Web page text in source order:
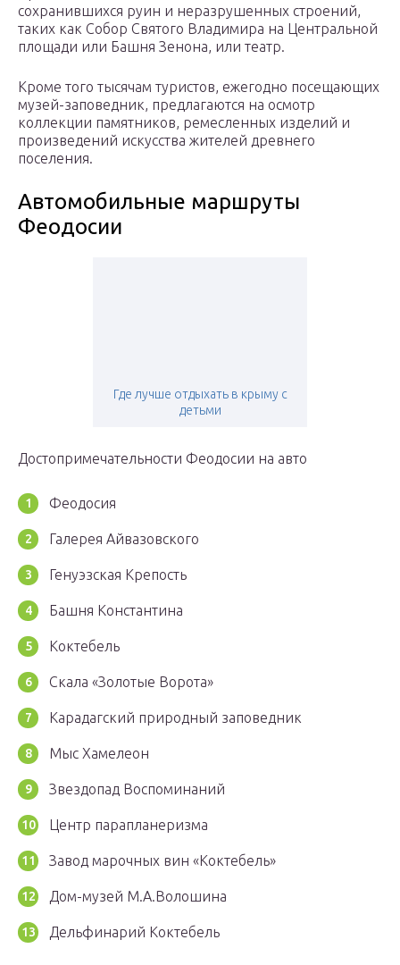
сохранившихся руин и неразрушенных строений,
таких как Собор Святого Владимира на Центральной
площади или Башня Зенона, или театр.
Кроме того тысячам туристов, ежегодно посещающих
музей-заповедник, предлагаются на осмотр
коллекции памятников, ремесленных изделий и
произведений искусства жителей древнего
поселения.
Автомобильные маршруты
Феодосии
Где лучше отдыхать в крыму с
детьми
Достопримечательности Феодосии на авто
Феодосия
Галерея Айвазовского
Генуэзская Крепость
Башня Константина
Коктебель
Скала «Золотые Ворота»
Карадагский природный заповедник
Мыс Хамелеон
Звездопад Воспоминаний
Центр парапланеризма
Завод марочных вин «Коктебель»
Дом-музей М.А.Волошина
Дельфинарий Коктебель